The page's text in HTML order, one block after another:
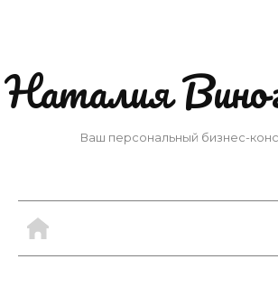
Наталия
Ваш персональный бизнес-